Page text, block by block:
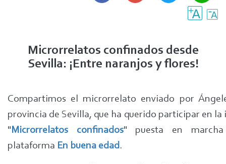
Microrrelatos confinados desde
Sevilla: ¡Entre naranjos y flores!
Compartimos el microrrelato enviado por
provincia de Sevilla, que ha querido participar en la
"Microrrelatos confinados" puesta en
plataforma En buena edad.